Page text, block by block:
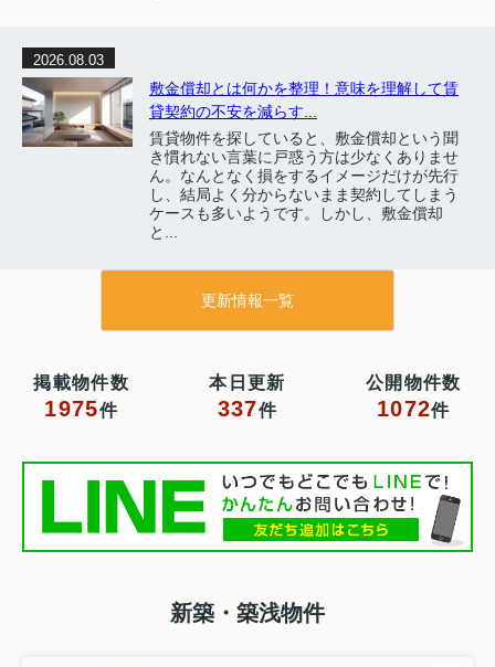
2026.08.03
敷金償却とは何かを整理！意味を理解して賃
貸契約の不安を減らす...
賃貸物件を探していると、敷金償却という聞
き慣れない言葉に戸惑う方は少なくありませ
ん。なんとなく損をするイメージだけが先行
し、結局よく分からないまま契約してしまう
ケースも多いようです。しかし、敷金償却
と...
更新情報一覧
掲載物件数
1975件
本日更新
337件
公開物件数
1072件
新築・築浅物件